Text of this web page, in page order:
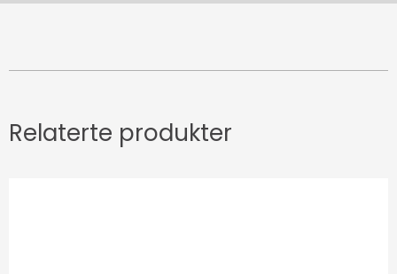
Relaterte produkter